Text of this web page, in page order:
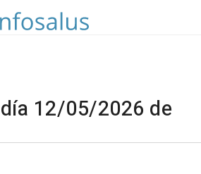
12/05/2026 de